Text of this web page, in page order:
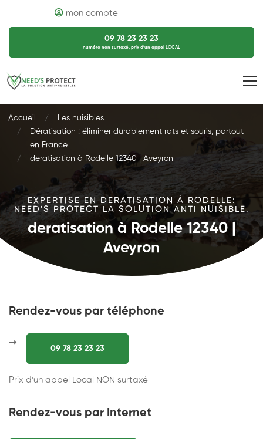
mon compte
09 78 23 23 23
numéro non surtaxé, prix d’un appel LOCAL
Accueil
Les nuisibles
Dératisation : éliminer durablement rats et souris, partout
en France
deratisation à Rodelle 12340 | Aveyron
EXPERTISE EN DERATISATION À RODELLE:
NEED'S PROTECT LA SOLUTION ANTI NUISIBLE.
deratisation à Rodelle 12340 |
Aveyron
Rendez-vous par téléphone
09 78 23 23 23
Prix d'un appel Local NON surtaxé
Rendez-vous par Internet